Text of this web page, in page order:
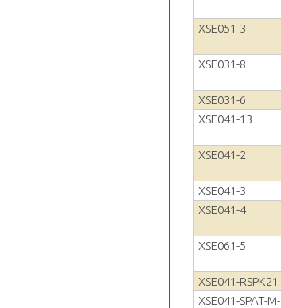
XSE051-3
XSE031-8
XSE031-6
XSE041-13
XSE041-2
XSE041-3
XSE041-4
XSE061-5
XSE041-RSPK21
XSE041-SPAT-M-